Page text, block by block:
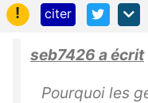
!
citer
seb7426 a écrit
Pourquoi les